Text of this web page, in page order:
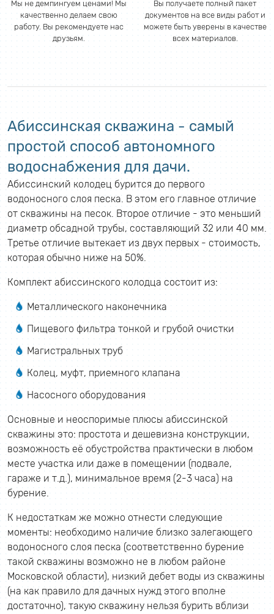
Мы не демпингуем ценами! Мы
качественно делаем свою
работу. Вы рекомендуете нас
друзьям.
Вы получаете полный пакет
документов на все виды работ и
можете быть уверены в качестве
всех материалов.
Абиссинская скважина - самый
простой способ автономного
водоснабжения для дачи.
Абиссинский колодец бурится до первого
водоносного слоя песка. В этом его главное отличие
от скважины на песок. Второе отличие - это меньший
диаметр обсадной трубы, составляющий 32 или 40 мм.
Третье отличие вытекает из двух первых - стоимость,
которая обычно ниже на 50%.
Комплект абиссинского колодца состоит из:
Металлического наконечника
Пищевого фильтра тонкой и грубой очистки
Магистральных труб
Колец, муфт, приемного клапана
Насосного оборудования
Основные и неоспоримые плюсы абиссинской
скважины это: простота и дешевизна конструкции,
возможность её обустройства практически в любом
месте участка или даже в помещении (подвале,
гараже и т.д.), минимальное время (2-3 часа) на
бурение.
К недостаткам же можно отнести следующие
моменты: необходимо наличие близко залегающего
водоносного слоя песка (соответственно бурение
такой скважины возможно не в любом районе
Московской области), низкий дебет воды из скважины
(на как правило для дачных нужд этого вполне
достаточно), такую скважину нельзя бурить вблизи